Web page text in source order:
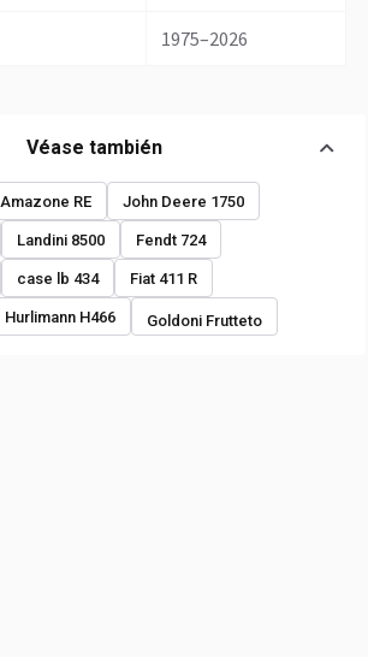
1975–2026
Véase también
Amazone RE John Deere 1750
Landini 8500 Fendt 724
case lb 434 Fiat 411 R
Hurlimann H466 Goldoni Frutteto